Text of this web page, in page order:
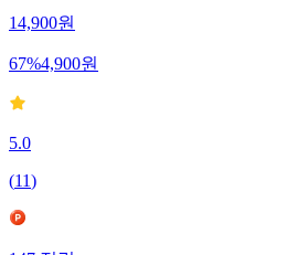
14,900원
67%4,900원
5.0
(11)